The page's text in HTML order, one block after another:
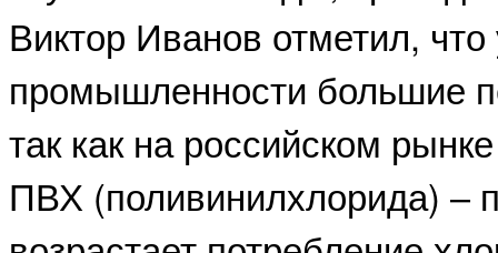
Виктор Иванов отметил,
промышленности большие
так как на российском
ПВХ (поливинилхлорида) –